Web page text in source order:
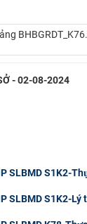
- 02-08-2024
SLBMD S1K2-
SLBMD S1K2-Lý